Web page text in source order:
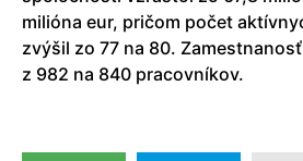
milióna eur, pričom počet
zvýšil zo 77 na 80.
z 982 na 840 pracovníkov.